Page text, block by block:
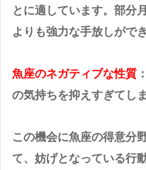
とに適しています。部分
よりも強力な手放しがで
魚座のネガティブな性質
の気持ちを抑えすぎてし
この機会に魚座の得意分
て、妨げとなっている行